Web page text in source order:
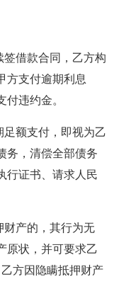
签借款合同，乙方构
方支付逾期利息
违约金。
足额支付，即视为乙
务，清偿全部债务
行证书、请求人民
财产的，其行为无
原状，并可要求乙
方因隐瞒抵押财产